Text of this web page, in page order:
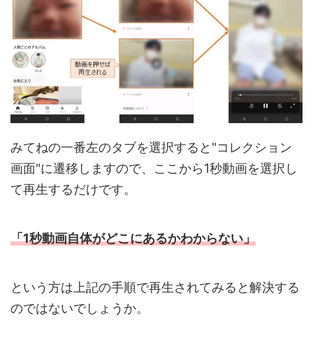
みてねの一番左のタブを選択すると"コレクション
画面"に遷移しますので、ここから1秒動画を選択し
て再生するだけです。
「1秒動画自体がどこにあるかわからない」
という方は上記の手順で再生されてみると解決する
のではないでしょうか。